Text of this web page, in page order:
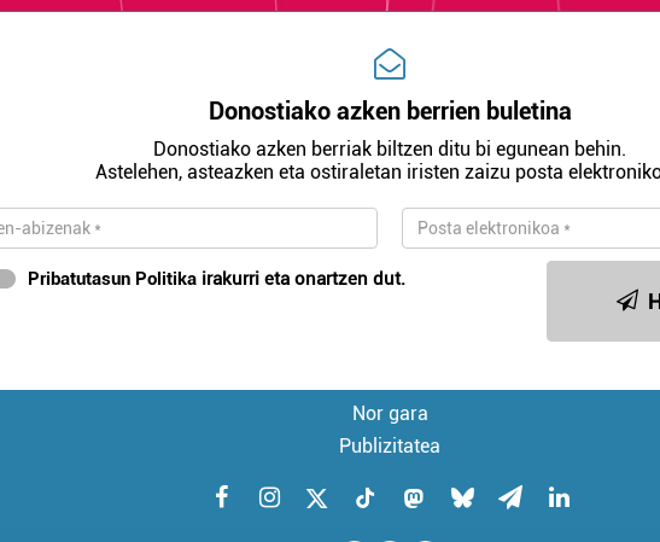
Donostiako azken berrien buletina
Donostiako azken berriak biltzen ditu bi egunean behin.
Astelehen, asteazken eta ostiraletan iristen zaizu posta
Pribatutasun Politika irakurri eta onartzen dut.
Nor gara
Publizitatea